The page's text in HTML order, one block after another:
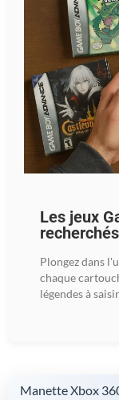
Les jeux
Plongez dans
chaque
légendes à
Manette Xbox